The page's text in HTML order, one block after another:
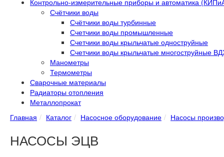
Контрольно-измерительные приборы и автоматика
Счётчики воды
Счётчики воды турбинные
Счетчики воды промышленные
Счетчики воды крыльчатые одноструйные
Счетчики воды крыльчатые многоструйные
Манометры
Термометры
Сварочные материалы
Радиаторы отопления
Металлопрокат
Главная
Каталог Насосное оборудование Насосы
НАСОСЫ ЭЦВ